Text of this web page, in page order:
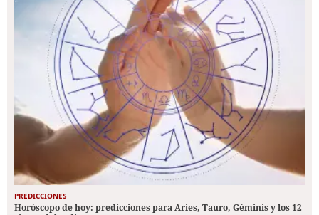
PREDICCIONES
Horóscopo de hoy: predicciones para Aries, Tauro, Géminis y los 12